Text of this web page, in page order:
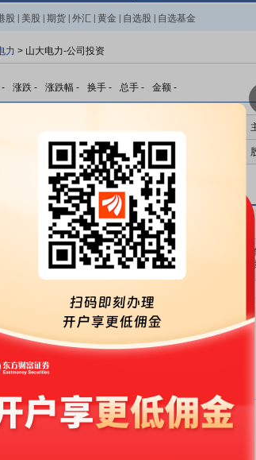
股 美股 期货 外汇 黄金 自选股 自选基金
力 > 山大电力-公司投资
- 涨跌 - 涨跌幅 - 换手 - 总手 - 金额 -
高管持股 股东大会
其他
报告期
损益(元)
期末账面
价值(元)
占期末证
券投资比
例(%)
暂无数据